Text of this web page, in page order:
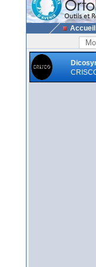
Accueil